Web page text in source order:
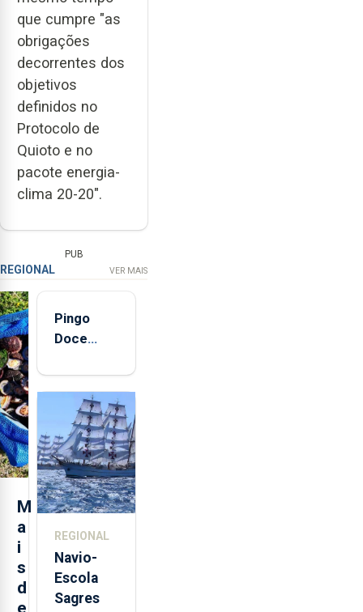
que cumpre "as
obrigações
decorrentes dos
objetivos
definidos no
Protocolo de
Quioto e no
pacote energia-
clima 20-20".
PUB
REGIONAL VER MAIS
M
a
i
s
d
Pingo
Doce
quinta-
feira nova
loja em
São
Sebastião
e cria 30
postos de
REGIONAL
Navio-
Escola
Sagres